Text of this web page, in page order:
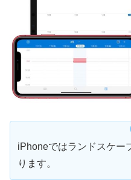
iPhoneではランドスケー
ります。